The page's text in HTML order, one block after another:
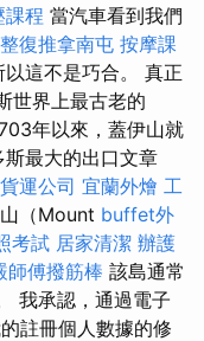
課程 當汽車看到我們
整復推拿南屯 按摩課
這不是巧合。 真正
世界上最古老的
年以來，蓋伊山就
斯最大的出口文章
貨運公司 宜蘭外燴 工
（Mount buffet外
考試 居家清潔 辦護
師傅撥筋棒 該島通常
我承認，通過電子
註冊個人數據的修